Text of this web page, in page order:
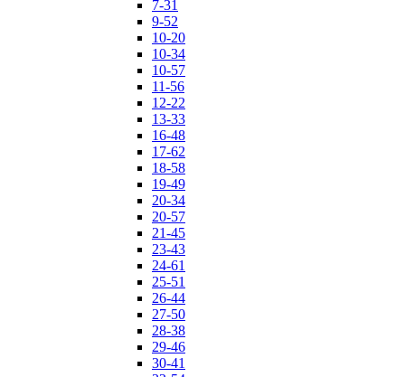
7-31
9-52
10-20
10-34
10-57
11-56
12-22
13-33
16-48
17-62
18-58
19-49
20-34
20-57
21-45
23-43
24-61
25-51
26-44
27-50
28-38
29-46
30-41